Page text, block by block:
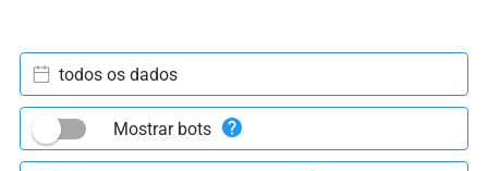
todos os dados
Mostrar bots